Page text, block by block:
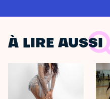
À LIRE AUSSI